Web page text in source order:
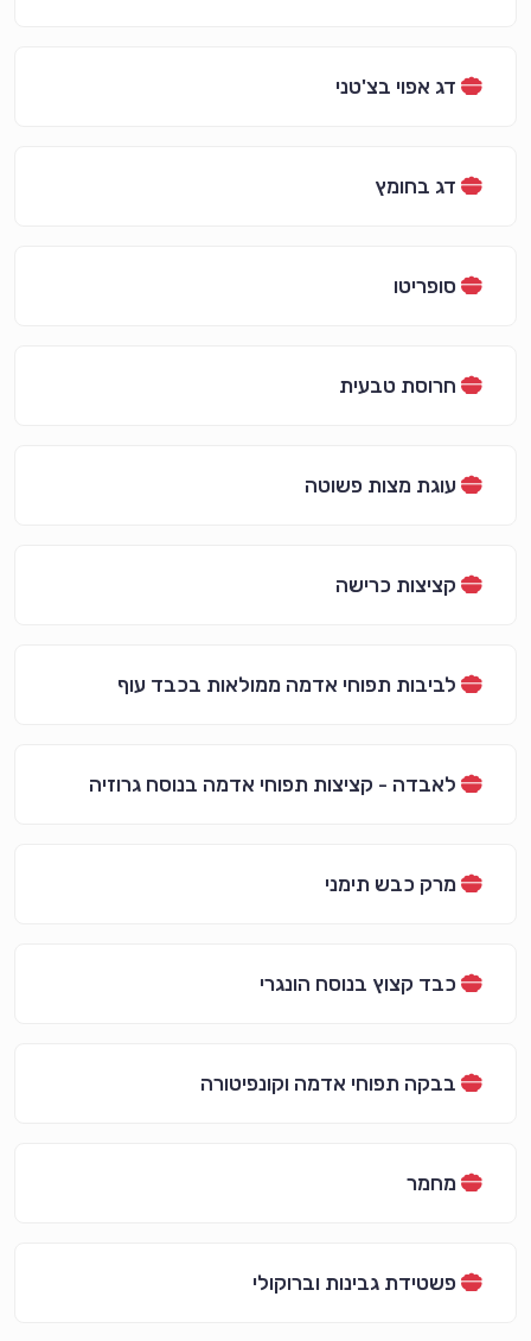
דג אפוי בצ'טני
דג בחומץ
סופריטו
חרוסת טבעית
עוגת מצות פשוטה
קציצות כרישה
לביבות תפוחי אדמה ממולאות בכבד עוף
לאבדה - קציצות תפוחי אדמה בנוסח גרוזיה
מרק כבש תימני
כבד קצוץ בנוסח הונגרי
בבקה תפוחי אדמה וקונפיטורה
מחמר
פשטידת גבינות וברוקולי